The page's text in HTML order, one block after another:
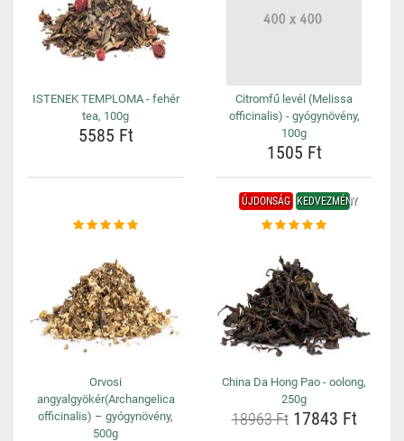
ISTENEK TEMPLOMA - fehér
tea, 100g
5585 Ft
Citromfű levél (Melissa
officinalis) - gyógynövény,
100g
1505 Ft
Orvosi
angyalgyökér(Archangelica
officinalis) – gyógynövény,
500g
ÚJDONSÁG KEDVEZMÉNY
China Da Hong Pao - oolong,
250g
18963 Ft17843 Ft